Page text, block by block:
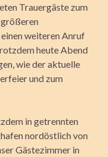
Trauergäste zum
größeren
weiteren Anruf
heute Abend
wie der aktuelle
und zum
in getrennten
nordöstlich von
Gästezimmer in